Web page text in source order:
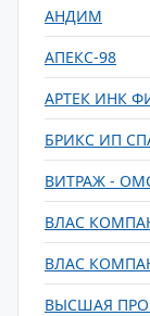
АНДИМ
АПЕКС-98
АРТЕК ИНК
БРИКС ИП
ВИТРАЖ -
ВЛАС
ВЛАС
ВЫСШАЯ